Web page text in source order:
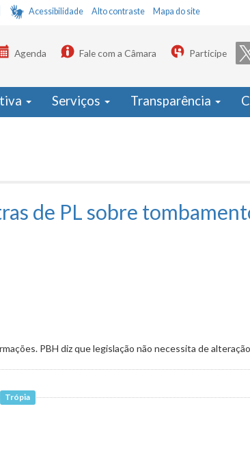
Acessibilidade Alto contraste Mapa do site
Agenda Fale com a Câmara Participe
Serviços Transparência
de PL sobre
PBH diz que legislação não necessita de alteração
Trópia